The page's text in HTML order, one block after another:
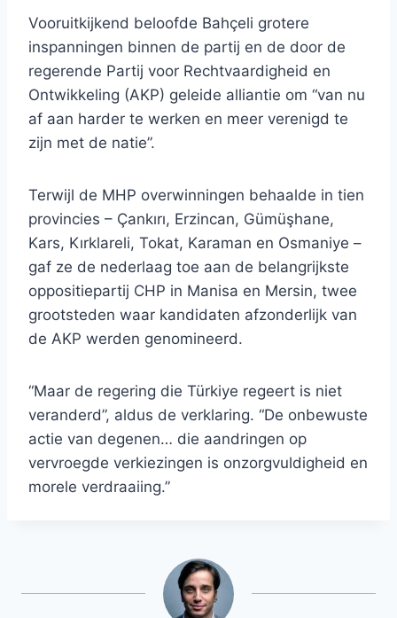
Vooruitkijkend beloofde Bahçeli grotere
inspanningen binnen de partij en de door de
regerende Partij voor Rechtvaardigheid en
Ontwikkeling (AKP) geleide alliantie om “van nu
af aan harder te werken en meer verenigd te
zijn met de natie”.
Terwijl de MHP overwinningen behaalde in tien
provincies – Çankırı, Erzincan, Gümüşhane,
Kars, Kırklareli, Tokat, Karaman en Osmaniye –
gaf ze de nederlaag toe aan de belangrijkste
oppositiepartij CHP in Manisa en Mersin, twee
grootsteden waar kandidaten afzonderlijk van
de AKP werden genomineerd.
“Maar de regering die Türkiye regeert is niet
veranderd”, aldus de verklaring. “De onbewuste
actie van degenen… die aandringen op
vervroegde verkiezingen is onzorgvuldigheid en
morele verdraaiing.”